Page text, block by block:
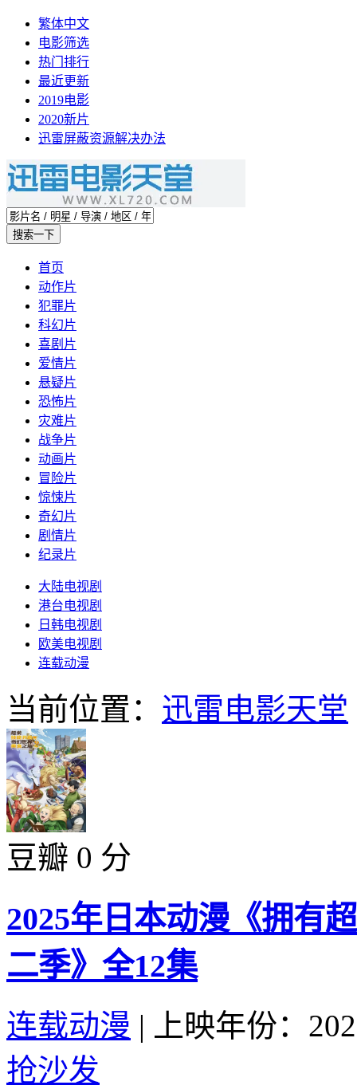
繁体中文
电影筛选
热门排行
最近更新
2019电影
2020新片
迅雷屏蔽资源解决办法
首页
动作片
犯罪片
科幻片
喜剧片
爱情片
悬疑片
恐怖片
灾难片
战争片
动画片
冒险片
惊悚片
奇幻片
剧情片
纪录片
大陆电视剧
港台电视剧
日韩电视剧
欧美电视剧
连载动漫
当前位置： 迅雷电影天堂
豆瓣 0 分
2025年日本动漫《拥有
二季》全12集
连载动漫 |
上映年份：
抢沙发